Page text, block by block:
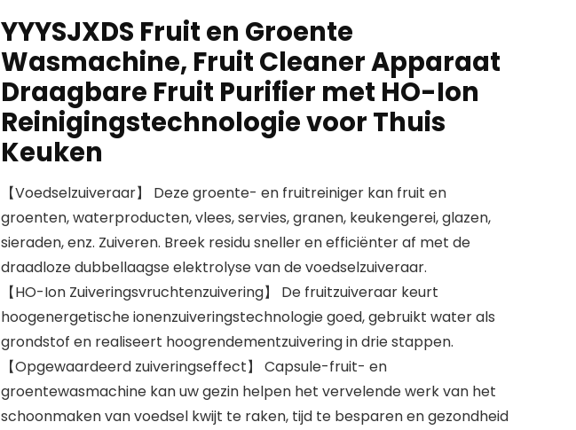
YYYSJXDS Fruit en Groente
Wasmachine, Fruit Cleaner Apparaat
Draagbare Fruit Purifier met HO-Ion
Reinigingstechnologie voor Thuis
Keuken
【Voedselzuiveraar】 Deze groente- en fruitreiniger kan fruit en
groenten, waterproducten, vlees, servies, granen, keukengerei, glazen,
sieraden, enz. Zuiveren. Breek residu sneller en efficiënter af met de
draadloze dubbellaagse elektrolyse van de voedselzuiveraar.
【HO-Ion Zuiveringsvruchtenzuivering】 De fruitzuiveraar keurt
hoogenergetische ionenzuiveringstechnologie goed, gebruikt water als
grondstof en realiseert hoogrendementzuivering in drie stappen.
【Opgewaardeerd zuiveringseffect】 Capsule-fruit- en
groentewasmachine kan uw gezin helpen het vervelende werk van het
schoonmaken van voedsel kwijt te raken, tijd te besparen en gezondheid